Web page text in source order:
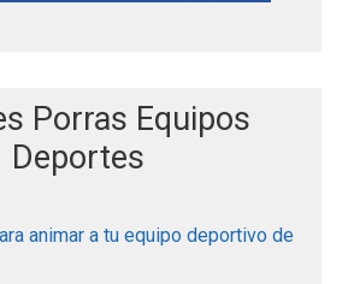
Porras Equipos
Deportes
animar a tu equipo deportivo de